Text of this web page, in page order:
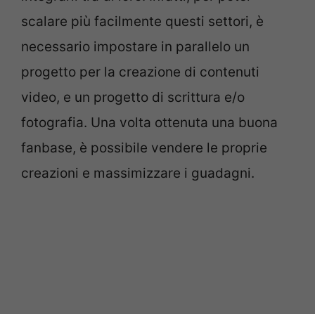
scalare più facilmente questi settori, è
necessario impostare in parallelo un
progetto per la creazione di contenuti
video, e un progetto di scrittura e/o
fotografia. Una volta ottenuta una buona
fanbase, è possibile vendere le proprie
creazioni e massimizzare i guadagni.